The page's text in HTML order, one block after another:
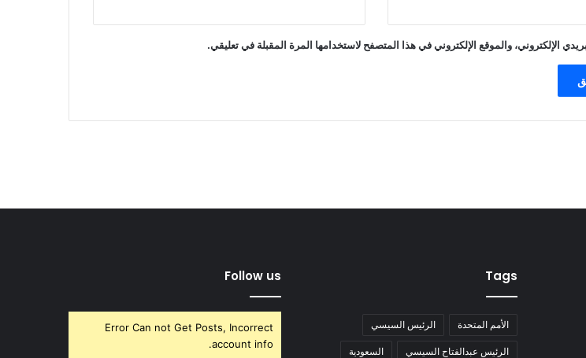
الإلكتروني، والموقع الإلكتروني في هذا المتصفح لاستخدامها المرة المقبلة في تعليقي.
Tags
الأمم المتحدة الرئيس السيسي
الرئيس عبدالفتاح السيسي السعودية
Follow us
Error Can not Get Posts, Incorrect
account info.